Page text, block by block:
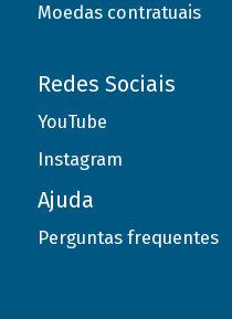
Moedas contratuais
Redes Sociais
YouTube
Instagram
Ajuda
Perguntas frequentes